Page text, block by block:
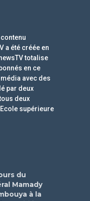
a été créée en
totalise
en ce
avec des
par deux
deux
supérieure
du
Mamady
à la